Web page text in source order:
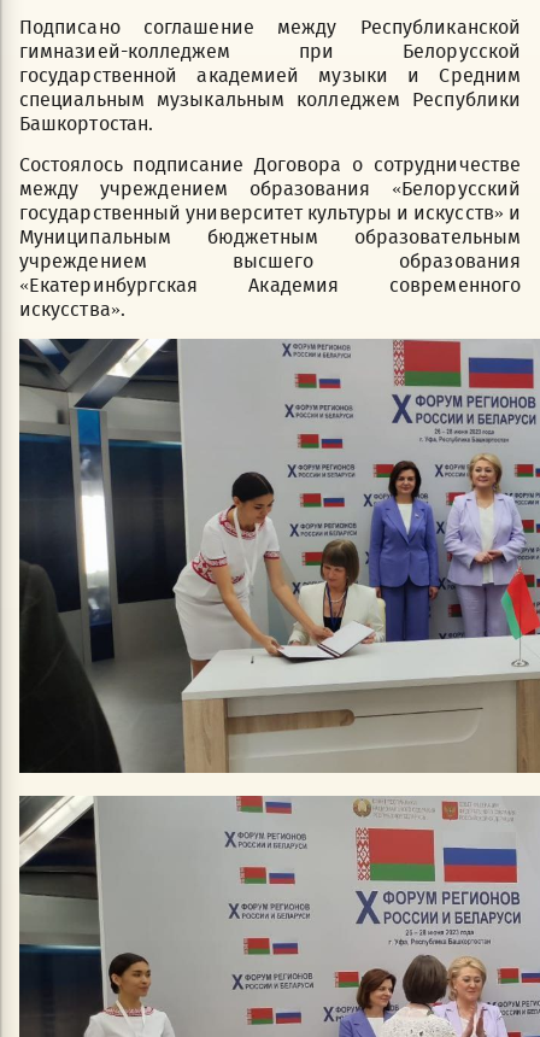
Подписано соглашение между Республиканской
гимназией-колледжем при Белорусской
государственной академией музыки и Средним
специальным музыкальным колледжем Республики
Башкортостан.
Состоялось подписание Договора о сотрудничестве
между учреждением образования «Белорусский
государственный университет культуры и искусств» и
Муниципальным бюджетным образовательным
учреждением высшего образования
«Екатеринбургская Академия современного
искусства».